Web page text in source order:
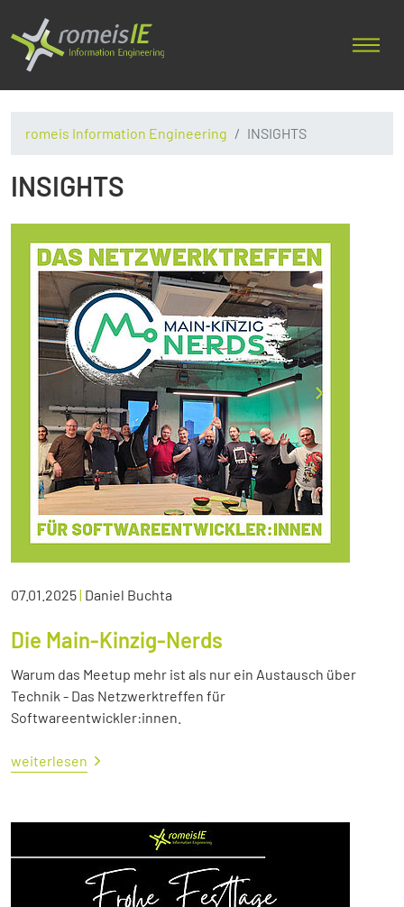
romeis Information Engineering INSIGHTS
INSIGHTS
07.01.2025| Daniel Buchta
Die Main-Kinzig-Nerds
Warum das Meetup mehr ist als nur ein Austausch über
Technik - Das Netzwerktreffen für
Softwareentwickler:innen.
weiterlesen